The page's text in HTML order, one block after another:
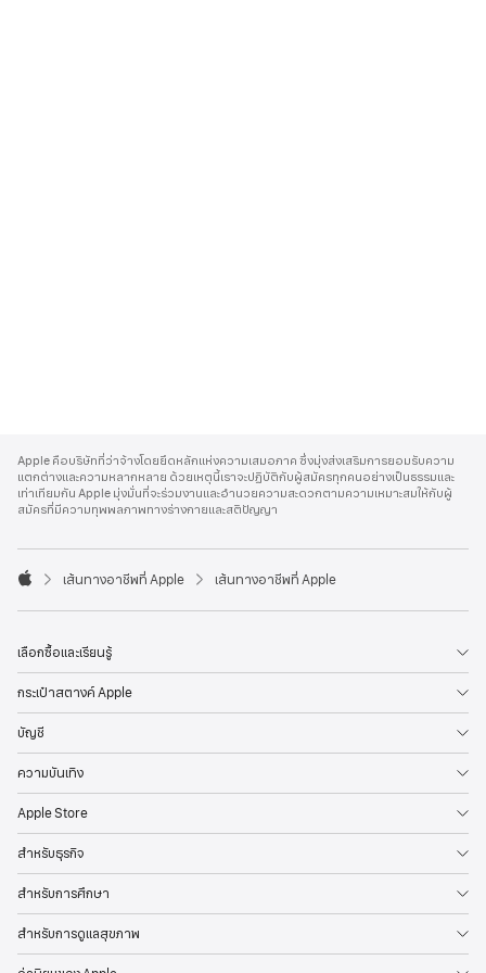
p
p
l
e
o
t
r
Apple คือบริษัทที่ว่าจ้างโดยยึดหลักแห่งความเสมอภาค ซึ่งมุ่งส่งเสริมการยอมรับความ
แตกต่างและความหลากหลาย ด้วยเหตุนี้เราจะปฏิบัติกับผู้สมัครทุกคนอย่างเป็นธรรมและ
เท่าเทียมกัน Apple มุ่งมั่นที่จะร่วมงานและอำนวยความสะดวกตามความเหมาะสมให้กับผู้
สมัครที่มีความทุพพลภาพทางร่างกายและสติปัญญา

p
l
เส้นทางอาชีพที่ Apple เส้นทางอาชีพที่ Apple
เลือกซื้อและเรียนรู้
กระเป๋าสตางค์ Apple
บัญชี
ความบันเทิง
Apple Store
สำหรับธุรกิจ
สำหรับการศึกษา
สำหรับการดูแลสุขภาพ